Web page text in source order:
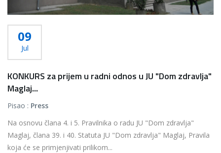
09
Jul
KONKURS za prijem u radni odnos u JU "Dom zdravlja"
Maglaj...
Pisao : Press
Na osnovu člana 4. i 5. Pravilnika o radu JU "Dom zdravlja"
Maglaj, člana 39. i 40. Statuta JU "Dom zdravlja" Maglaj, Pravila
koja će se primjenjivati prilikom...